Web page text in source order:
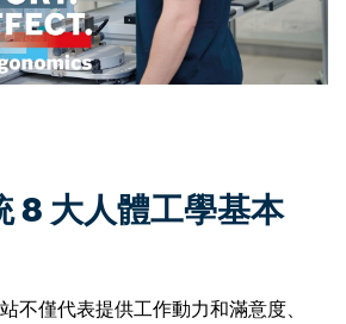
8 大人體工學基本
不僅代表提供工作動力和滿意度、